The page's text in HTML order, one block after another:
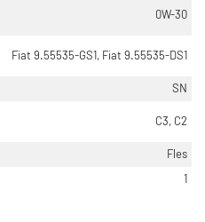
0W-30
Fiat 9.55535-GS1, Fiat 9.55535-DS1
SN
C3, C2
Fles
1